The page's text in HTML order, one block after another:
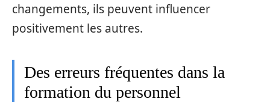
changements, ils peuvent influencer
positivement les autres.
Des erreurs fréquentes dans la
formation du personnel